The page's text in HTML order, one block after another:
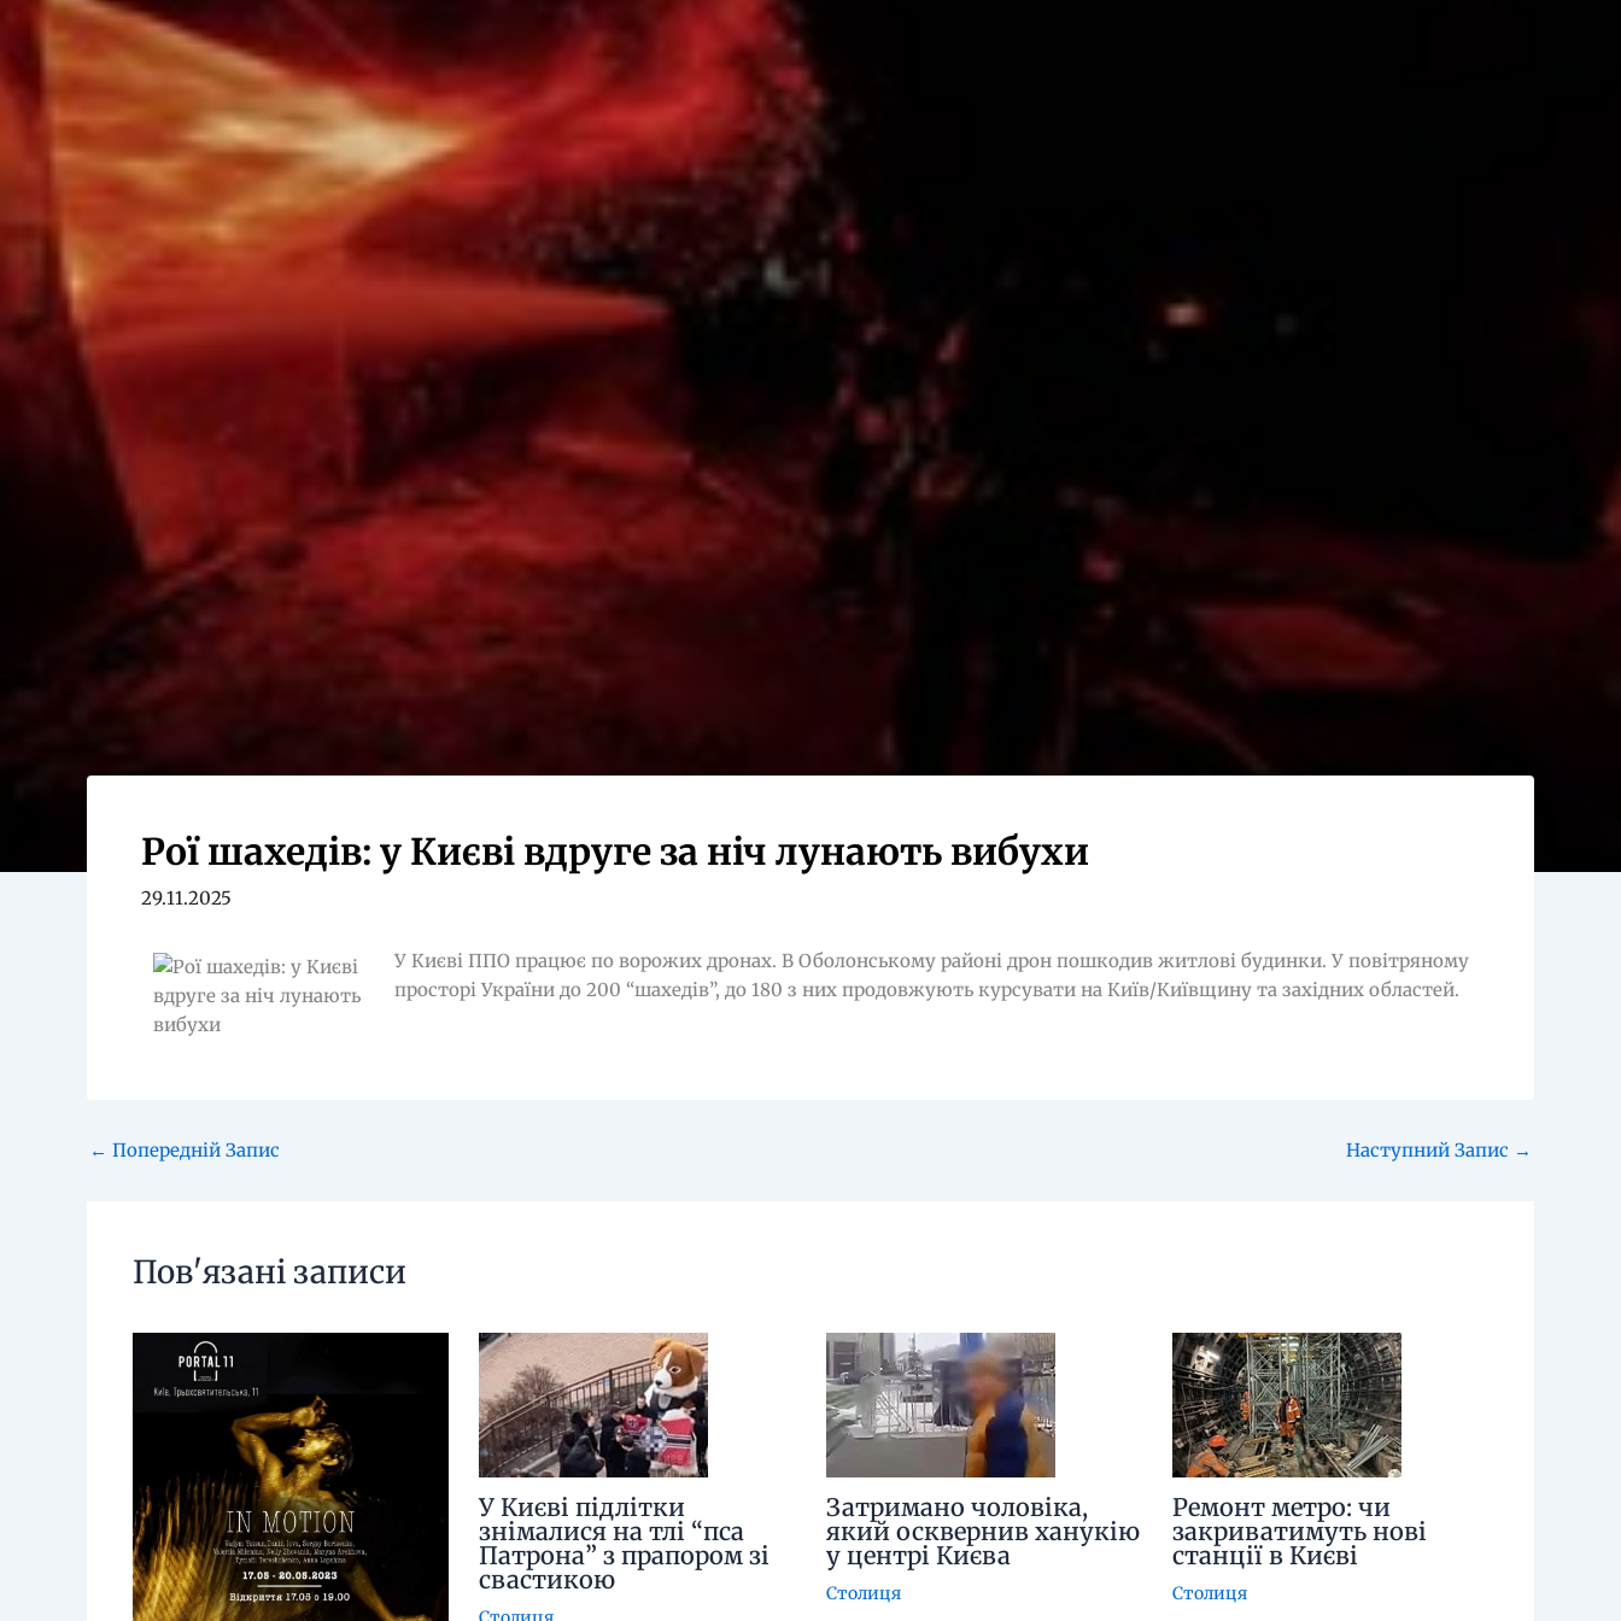
Рої шахедів: у Києві вдруге за ніч лунають вибухи
29.11.2025
У Києві ППО працює по ворожих дронах. В Оболонському районі дрон пошкодив житлові будинки. У повітряному
просторі України до 200 “шахедів”, до 180 з них продовжують курсувати на Київ/Київщину та західних областей.
← Попередній Запис Наступний Запис →
Пов'язані записи
У Києві підлітки
знімалися на тлі “пса
Патрона” з прапором зі
свастикою
Затримано чоловіка,
який осквернив ханукію
у центрі Києва
Столиця
Ремонт метро: чи
закриватимуть нові
станції в Києві
Столиця